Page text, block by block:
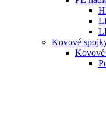
Kovové
Kovové